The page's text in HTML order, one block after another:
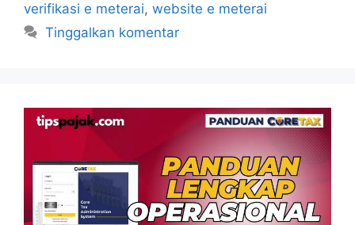
verifikasi e meterai, website e meterai
Tinggalkan komentar